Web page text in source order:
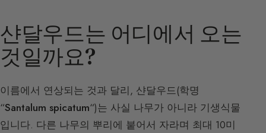
샨달우드는 어디에서 오는
것일까요?
이름에서 연상되는 것과 달리, 샨달우드(학명
“Santalum spicatum“)는 사실 나무가 아니라 기생식물
입니다. 다른 나무의 뿌리에 붙어서 자라며 최대 10미